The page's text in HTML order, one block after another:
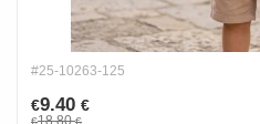
#25-10263-125
€9.40 €
€18.80€